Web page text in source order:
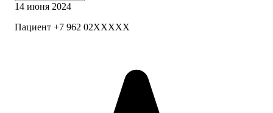
14 июня 2024
Пациент +7 962 02XXXXX